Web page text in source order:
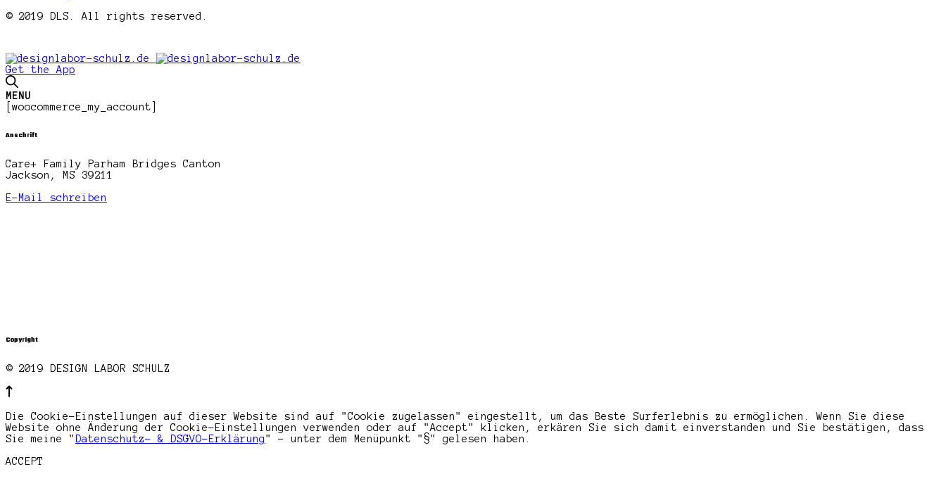
© 2019 DLS. All rights reserved.
Get the App
MENU
[woocommerce_my_account]
Anschrift
Care+ Family Parham Bridges Canton
Jackson, MS 39211
E-Mail schreiben
Copyright
© 2019 DESIGN LABOR SCHULZ
Die Cookie-Einstellungen auf dieser Website sind auf "Cookie zugelassen" eingestellt, um das Beste Surferlebnis zu ermöglichen. Wenn Sie diese
Website ohne Änderung der Cookie-Einstellungen verwenden oder auf "Accept" klicken, erkären Sie sich damit einverstanden und Sie bestätigen, dass
Sie meine " Datenschutz- & DSGVO-Erklärung" - unter dem Menüpunkt "§" gelesen haben.
ACCEPT